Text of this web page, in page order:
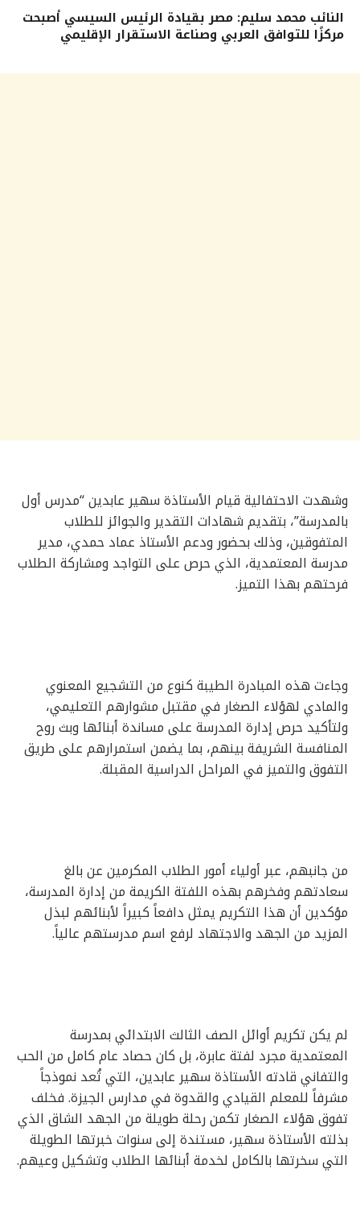
النائب محمد سليم: مصر بقيادة الرئيس السيسي أصبحت
مركزًا للتوافق العربي وصناعة الاستقرار الإقليمي
وشهدت الاحتفالية قيام الأستاذة سهير عابدين “مدرس أول
بالمدرسة”، بتقديم شهادات التقدير والجوائز للطلاب
المتفوقين، وذلك بحضور ودعم الأستاذ عماد حمدي، مدير
مدرسة المعتمدية، الذي حرص على التواجد ومشاركة الطلاب
فرحتهم بهذا التميز.
وجاءت هذه المبادرة الطيبة كنوع من التشجيع المعنوي
والمادي لهؤلاء الصغار في مقتبل مشوارهم التعليمي،
ولتأكيد حرص إدارة المدرسة على مساندة أبنائها وبث روح
المنافسة الشريفة بينهم، بما يضمن استمرارهم على طريق
التفوق والتميز في المراحل الدراسية المقبلة.
من جانبهم، عبر أولياء أمور الطلاب المكرمين عن بالغ
سعادتهم وفخرهم بهذه اللفتة الكريمة من إدارة المدرسة،
مؤكدين أن هذا التكريم يمثل دافعاً كبيراً لأبنائهم لبذل
المزيد من الجهد والاجتهاد لرفع اسم مدرستهم عالياً.
لم يكن تكريم أوائل الصف الثالث الابتدائي بمدرسة
المعتمدية مجرد لفتة عابرة، بل كان حصاد عام كامل من الحب
والتفاني قادته الأستاذة سهير عابدين، التي تُعد نموذجاً
مشرفاً للمعلم القيادي والقدوة في مدارس الجيزة. فخلف
تفوق هؤلاء الصغار تكمن رحلة طويلة من الجهد الشاق الذي
بذلته الأستاذة سهير، مستندة إلى سنوات خبرتها الطويلة
التي سخرتها بالكامل لخدمة أبنائها الطلاب وتشكيل وعيهم.